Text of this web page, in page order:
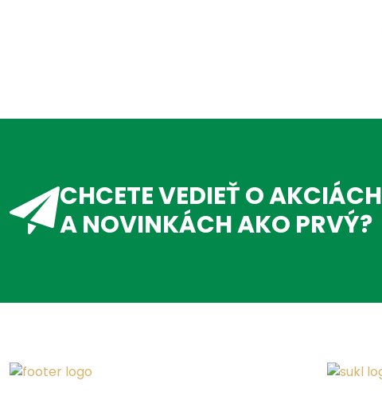
CHCETE VEDIEŤ O AKCIÁCH
A NOVINKÁCH AKO PRVÝ?